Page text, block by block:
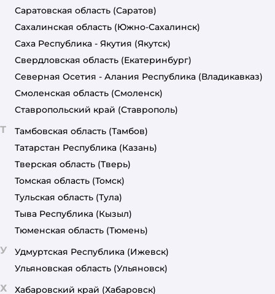
Саратовская область (Саратов)
Сахалинская область (Южно-Сахалинск)
Саха Республика - Якутия (Якутск)
Свердловская область (Екатеринбург)
Северная Осетия - Алания Республика (Владикавказ)
Смоленская область (Смоленск)
Ставропольский край (Ставрополь)
Т Тамбовская область (Тамбов)
Татарстан Республика (Казань)
Тверская область (Тверь)
Томская область (Томск)
Тульская область (Тула)
Тыва Республика (Кызыл)
Тюменская область (Тюмень)
У Удмуртская Республика (Ижевск)
Ульяновская область (Ульяновск)
Х Хабаровский край (Хабаровск)